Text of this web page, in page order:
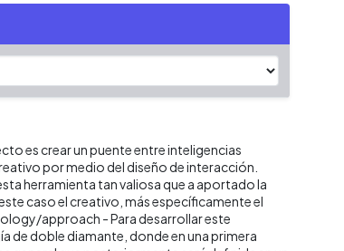
es crear un puente entre inteligencias
por medio del diseño de interacción.
herramienta tan valiosa que a aportado la
caso el creativo, más específicamente el
approach - Para desarrollar este
de doble diamante, donde en una primera